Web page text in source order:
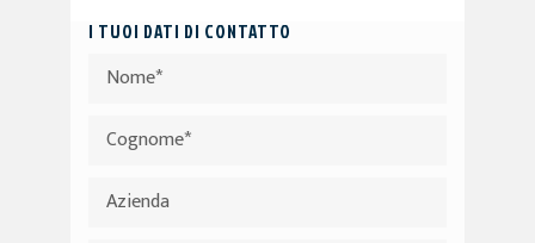
I TUOI DATI DI CONTATTO